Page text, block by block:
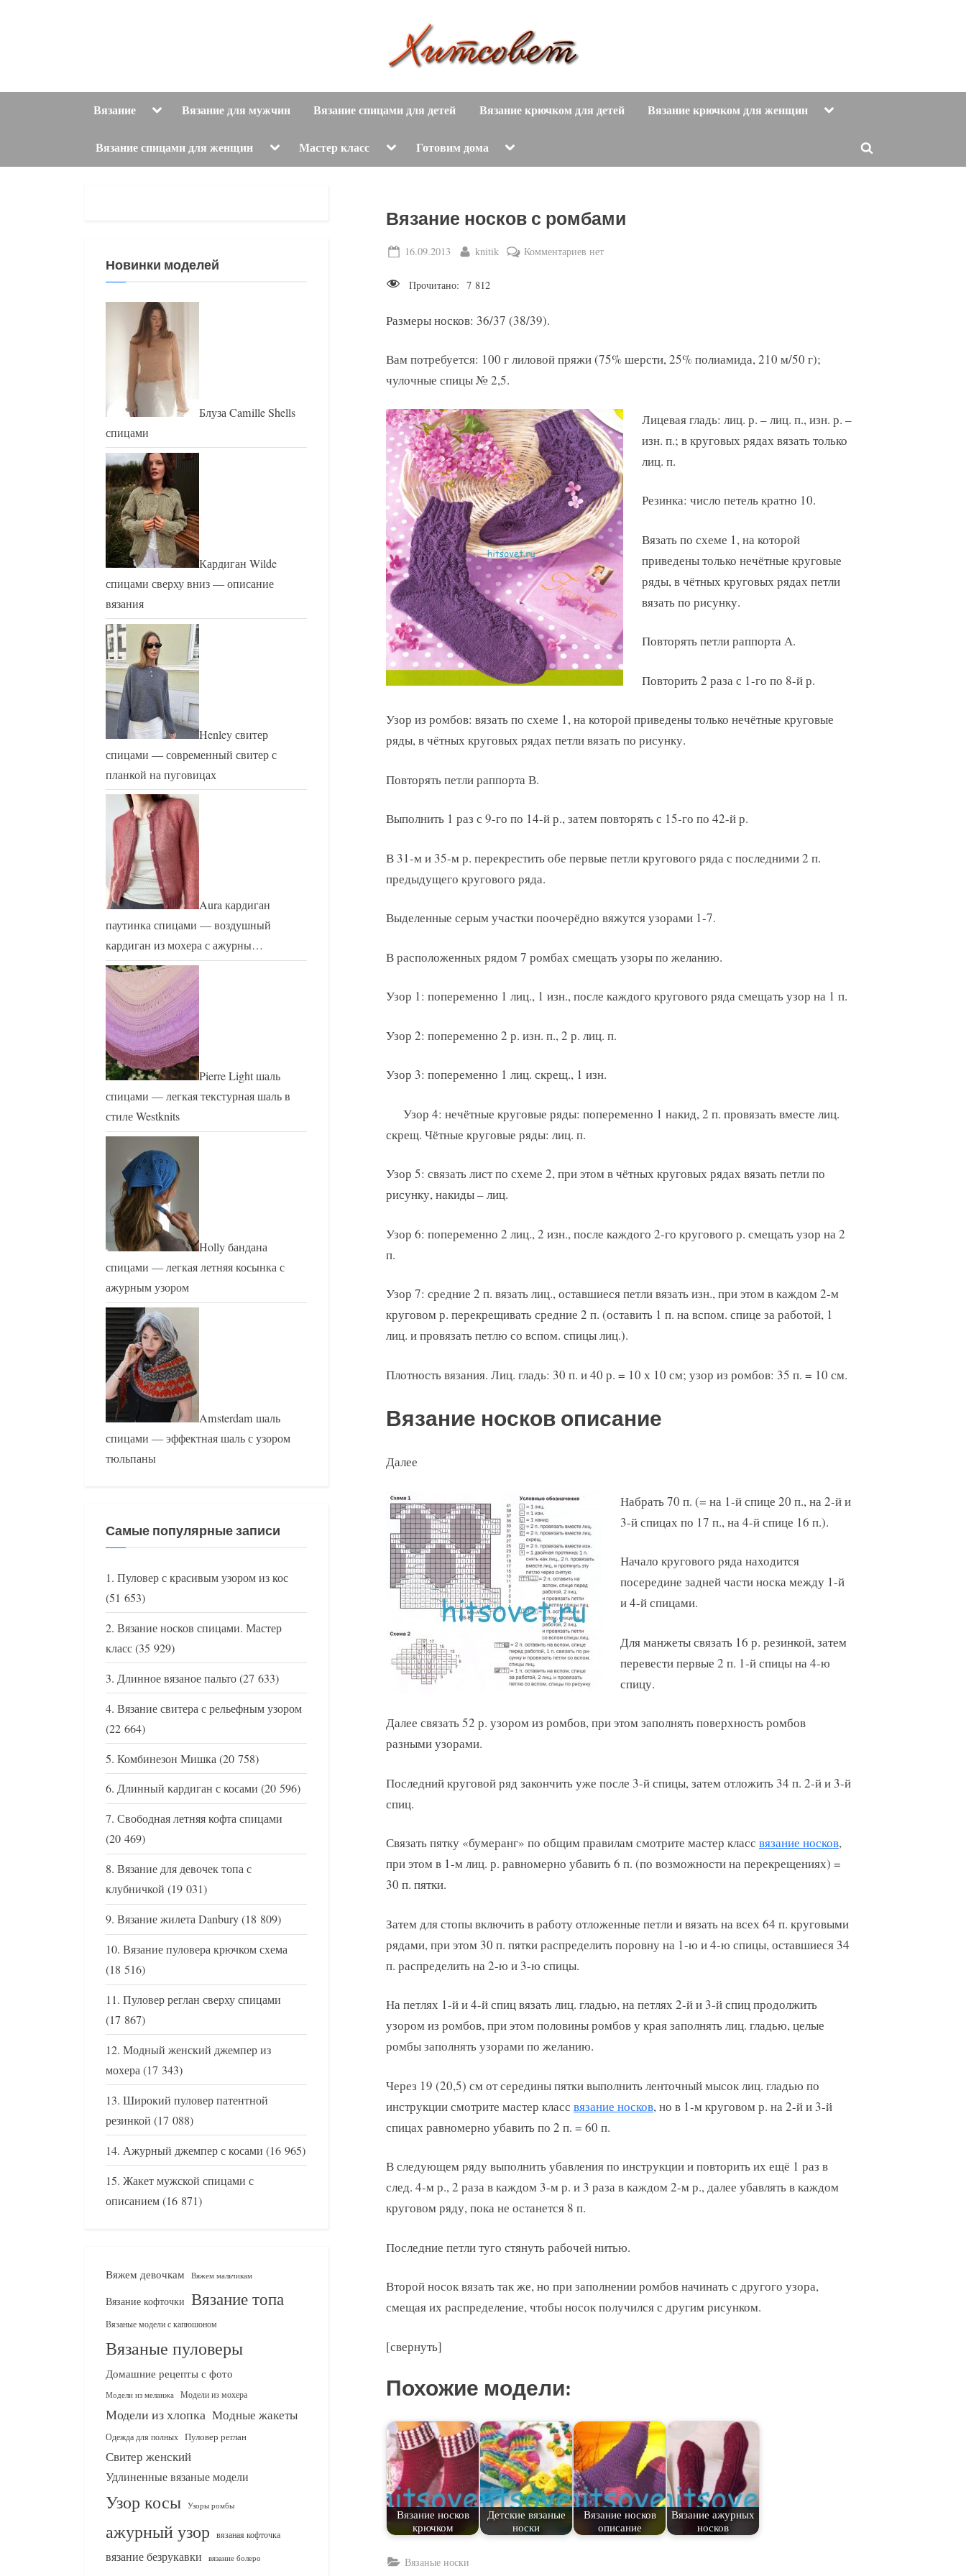
и
т
о
в
е
т
вязание
с
описанием
и
Вязание ToggleВязание для мужчин Вязание спицами для детей Вязание крючком для детей Вязание крючком для женщин Toggle
Вязание спицами для женщин Toggle
menu
Мастер класс Toggle
menu
Готовим дома Toggle
menu
Toggle
Вязание носков с ромбами
Posted
16.09.2013 By
knitik Комментариев кнет
Прочитано: 7 812
Размеры носков: 36/37 (38/39).
Вам потребуется: 100 г лиловой пряжи (75% шерсти, 25% полиамида, 210 м/50 г);
чулочные спицы № 2,5.
Лицевая гладь: лиц. р. – лиц. п., изн. р. –
изн. п.; в круговых рядах вязать только
лиц. п.
Резинка: число петель кратно 10.
Вязать по схеме 1, на которой
приведены только нечётные круговые
ряды, в чётных круговых рядах петли
вязать по рисунку.
Повторять петли раппорта А.
Повторить 2 раза с 1-го по 8-й р.
Узор из ромбов: вязать по схеме 1, на которой приведены только нечётные круговые
ряды, в чётных круговых рядах петли вязать по рисунку.
Повторять петли раппорта В.
Выполнить 1 раз с 9-го по 14-й р., затем повторять с 15-го по 42-й р.
В 31-м и 35-м р. перекрестить обе первые петли кругового ряда с последними 2 п.
предыдущего кругового ряда.
Выделенные серым участки поочерёдно вяжутся узорами 1-7.
В расположенных рядом 7 ромбах смещать узоры по желанию.
Узор 1: попеременно 1 лиц., 1 изн., после каждого кругового ряда смещать узор на 1 п.
Узор 2: попеременно 2 р. изн. п., 2 р. лиц. п.
Узор 3: попеременно 1 лиц. скрещ., 1 изн.
Узор 4: нечётные круговые ряды: попеременно 1 накид, 2 п. провязать вместе лиц.
скрещ. Чётные круговые ряды: лиц. п.
Узор 5: связать лист по схеме 2, при этом в чётных круговых рядах вязать петли по
рисунку, накиды – лиц.
Узор 6: попеременно 2 лиц., 2 изн., после каждого 2-го кругового р. смещать узор на 2
п.
Узор 7: средние 2 п. вязать лиц., оставшиеся петли вязать изн., при этом в каждом 2-м
круговом р. перекрещивать средние 2 п. (оставить 1 п. на вспом. спице за работой, 1
лиц. и провязать петлю со вспом. спицы лиц.).
Плотность вязания. Лиц. гладь: 30 п. и 40 р. = 10 х 10 см; узор из ромбов: 35 п. = 10 см.
Вязание носков описание
Далее
Набрать 70 п. (= на 1-й спице 20 п., на 2-й и
3-й спицах по 17 п., на 4-й спице 16 п.).
Начало кругового ряда находится
посередине задней части носка между 1-й
и 4-й спицами.
Для манжеты связать 16 р. резинкой, затем
перевести первые 2 п. 1-й спицы на 4-ю
спицу.
Далее связать 52 р. узором из ромбов, при этом заполнять поверхность ромбов
разными узорами.
Последний круговой ряд закончить уже после 3-й спицы, затем отложить 34 п. 2-й и 3-й
спиц.
Связать пятку «бумеранг» по общим правилам смотрите мастер класс вязание носков,
при этом в 1-м лиц. р. равномерно убавить 6 п. (по возможности на перекрещениях) =
30 п. пятки.
Затем для стопы включить в работу отложенные петли и вязать на всех 64 п. круговыми
рядами, при этом 30 п. пятки распределить поровну на 1-ю и 4-ю спицы, оставшиеся 34
п. распределить на 2-ю и 3-ю спицы.
На петлях 1-й и 4-й спиц вязать лиц. гладью, на петлях 2-й и 3-й спиц продолжить
узором из ромбов, при этом половины ромбов у края заполнять лиц. гладью, целые
ромбы заполнять узорами по желанию.
Через 19 (20,5) см от середины пятки выполнить ленточный мысок лиц. гладью по
инструкции смотрите мастер класс вязание носков, но в 1-м круговом р. на 2-й и 3-й
спицах равномерно убавить по 2 п. = 60 п.
В следующем ряду выполнить убавления по инструкции и повторить их ещё 1 раз в
след. 4-м р., 2 раза в каждом 3-м р. и 3 раза в каждом 2-м р., далее убавлять в каждом
круговом ряду, пока не останется 8 п.
Последние петли туго стянуть рабочей нитью.
Второй носок вязать так же, но при заполнении ромбов начинать с другого узора,
смещая их распределение, чтобы носок получился с другим рисунком.
[свернуть]
Похожие модели:
Вязание носков
крючком
Детские вязаные
носки
Вязание носков
описание
Вязание ажурных
носков
Вязаные носки
Новинки моделей
Блуза Camille Shells
спицами
Кардиган Wilde
спицами сверху вниз — описание
вязания
Henley свитер
спицами — современный свитер с
планкой на пуговицах
Aura кардиган
паутинка спицами — воздушный
кардиган из мохера с ажурны…
Pierre Light шаль
спицами — легкая текстурная шаль в
стиле Westknits
Holly бандана
спицами — легкая летняя косынка с
ажурным узором
Amsterdam шаль
спицами — эффектная шаль с узором
тюльпаны
Самые популярные записи
Пуловер с красивым узором из кос
(51 653)
Вязание носков спицами. Мастер
класс(35 929)
Длинное вязаное пальто(27 633)
Вязание свитера с рельефным узором
(22 664)
Комбинезон Мишка(20 758)
Длинный кардиган с косами (20 596)
Свободная летняя кофта спицами
(20 469)
Вязание для девочек топа с
клубничкой (19 031)
Вязание жилета Danbury(18 809)
Вязание пуловера крючком схема
(18 516)
Пуловер реглан сверху спицами
(17 867)
Модный женский джемпер из
мохера(17 343)
Широкий пуловер патентной
резинкой (17 088)
Ажурный джемпер с косами (16 965)
Жакет мужской спицами с
описанием(16 871)
Вяжем девочкам Вяжем мальчикам
Вязание кофточки Вязание топа
Вязаные модели с капюшоном
Вязаные пуловеры
Домашние рецепты с фото
Модели из меланжа Модели из мохера
Модели из хлопка Модные жакеты
Одежда для полных Пуловер реглан
Свитер женский
Удлиненные вязаные модели
Узор косы Узоры ромбы
ажурный узор вязаная кофточка
вязание безрукавки вязание болеро